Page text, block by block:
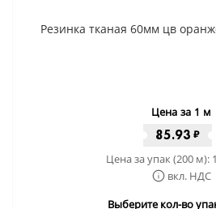
Резинка тканая 60мм цв
Цена за 1 м
85.93 ₽
Цена за упак (200 м):
вкл. НДС
Выберите кол-во